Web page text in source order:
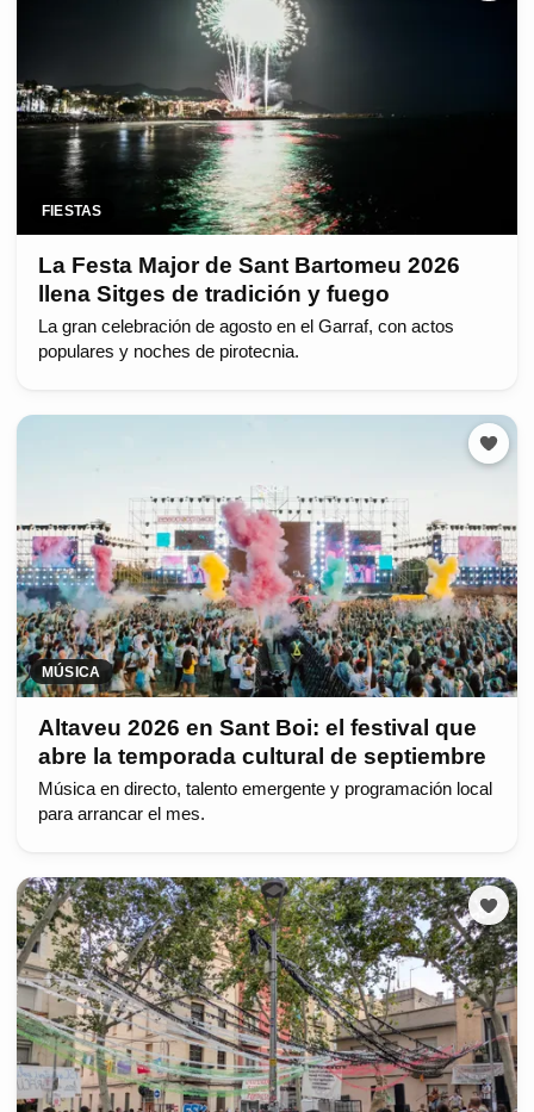
FIESTAS
La Festa Major de Sant Bartomeu 2026
llena Sitges de tradición y fuego
La gran celebración de agosto en el Garraf, con actos
populares y noches de pirotecnia.
MÚSICA
Altaveu 2026 en Sant Boi: el festival que
abre la temporada cultural de septiembre
Música en directo, talento emergente y programación local
para arrancar el mes.